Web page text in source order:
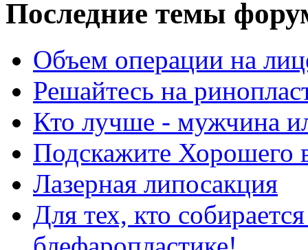
Последние темы
Объем операции на
Решайтесь на
Кто лучше - мужчина
Подскажите Хорошего
Лазерная липосакция
Для тех, кто